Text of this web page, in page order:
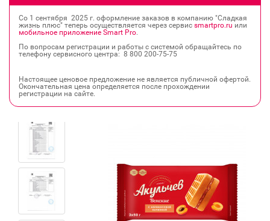
Со 1 сентября 2025 г. оформление заказов в компанию "Сладкая
жизнь плюс" теперь осуществляется через сервис smartpro.ru или
мобильное приложение Smart Pro.
По вопросам регистрации и работы с системой обращайтесь по
телефону сервисного центра: 8 800 200‐75‐75
Настоящее ценовое предложение не является публичной офертой.
Окончательная цена определяется после прохождении
регистрации на сайте.